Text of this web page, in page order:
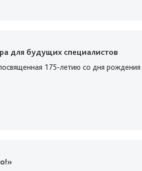
для будущих специалистов
175-летию со дня рождения